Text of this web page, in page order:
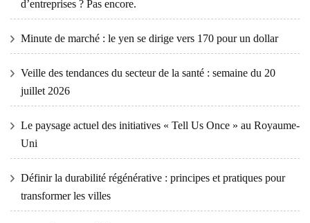
d’entreprises ? Pas encore.
Minute de marché : le yen se dirige vers 170 pour un dollar
Veille des tendances du secteur de la santé : semaine du 20
juillet 2026
Le paysage actuel des initiatives « Tell Us Once » au Royaume-
Uni
Définir la durabilité régénérative : principes et pratiques pour
transformer les villes